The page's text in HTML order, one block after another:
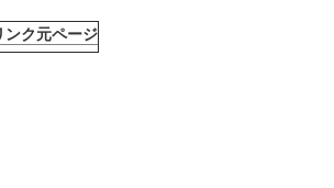
ンク元ページ